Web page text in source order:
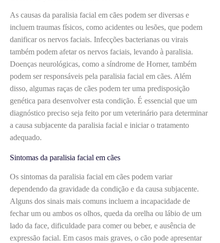
As causas da paralisia facial em cães podem ser diversas e
incluem traumas físicos, como acidentes ou lesões, que podem
danificar os nervos faciais. Infecções bacterianas ou virais
também podem afetar os nervos faciais, levando à paralisia.
Doenças neurológicas, como a síndrome de Horner, também
podem ser responsáveis pela paralisia facial em cães. Além
disso, algumas raças de cães podem ter uma predisposição
genética para desenvolver esta condição. É essencial que um
diagnóstico preciso seja feito por um veterinário para determinar
a causa subjacente da paralisia facial e iniciar o tratamento
adequado.
Sintomas da paralisia facial em cães
Os sintomas da paralisia facial em cães podem variar
dependendo da gravidade da condição e da causa subjacente.
Alguns dos sinais mais comuns incluem a incapacidade de
fechar um ou ambos os olhos, queda da orelha ou lábio de um
lado da face, dificuldade para comer ou beber, e ausência de
expressão facial. Em casos mais graves, o cão pode apresentar